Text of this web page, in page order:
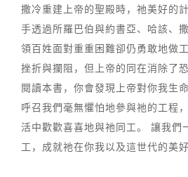
撒冷重建上帝的聖殿時，祂美好的
手透過所羅巴伯與約書亞、哈該、
領百姓面對重重困難卻仍勇敢地做
挫折與攔阻，但上帝的同在消除了
閱讀本書，你會發現上帝對你我生
呼召我們毫無懼怕地參與祂的工程
活中歡歡喜喜地與祂同工。 讓我們
工，成就祂在你我以及這世代的美